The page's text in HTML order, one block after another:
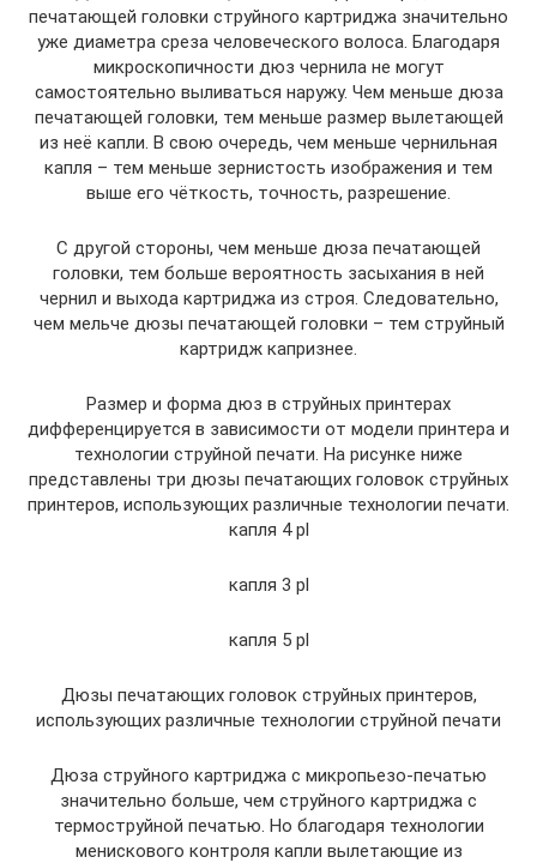
печатающей головки струйного картриджа значительно
уже диаметра среза человеческого волоса. Благодаря
микроскопичности дюз чернила не могут
самостоятельно выливаться наружу. Чем меньше дюза
печатающей головки, тем меньше размер вылетающей
из неё капли. В свою очередь, чем меньше чернильная
капля – тем меньше зернистость изображения и тем
выше его чёткость, точность, разрешение.
С другой стороны, чем меньше дюза печатающей
головки, тем больше вероятность засыхания в ней
чернил и выхода картриджа из строя. Следовательно,
чем мельче дюзы печатающей головки – тем струйный
картридж капризнее.
Размер и форма дюз в струйных принтерах
дифференцируется в зависимости от модели принтера и
технологии струйной печати. На рисунке ниже
представлены три дюзы печатающих головок струйных
принтеров, использующих различные технологии печати.
капля 4 pl
капля 3 pl
капля 5 pl
Дюзы печатающих головок струйных принтеров,
использующих различные технологии струйной печати
Дюза струйного картриджа с микропьезо-печатью
значительно больше, чем струйного картриджа с
термоструйной печатью. Но благодаря технологии
менискового контроля капли вылетающие из